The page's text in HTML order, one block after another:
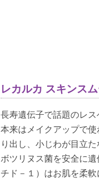
レカルカ スキンス
長寿遺伝子で話題のレ
本来はメイクアップで
り出し、小じわが目立た
ボツリヌス菌を安全に
チド－１）はお肌を柔